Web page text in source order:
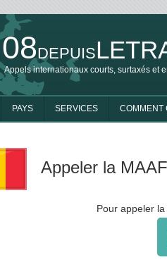
08DEPUIS
Appels internationaux courts, surtaxés et
PAYS SERVICES COMMENT
Appeler la
Pour appeler